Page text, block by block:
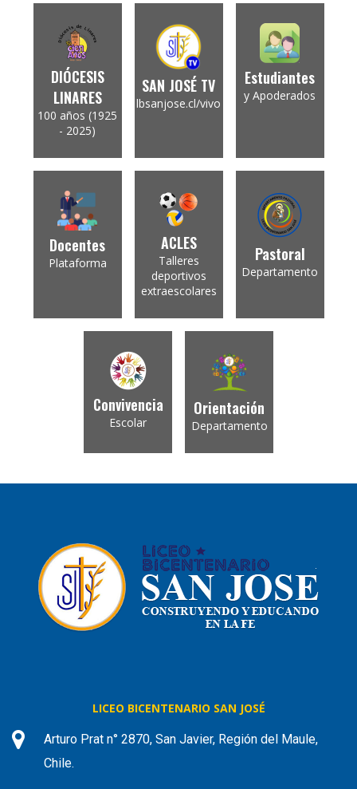
DIÓCESIS
LINARES
100 años (1925
- 2025)
SAN JOSÉ TV
lbsanjose.cl/vivo
Estudiantes
y Apoderados
Docentes
Plataforma
ACLES
Talleres
deportivos
extraescolares
Pastoral
Departamento
Convivencia
Escolar
Orientación
Departamento
LICEO BICENTENARIO SAN JOSÉ
Arturo Prat n° 2870, San Javier, Región del Maule,
Chile.